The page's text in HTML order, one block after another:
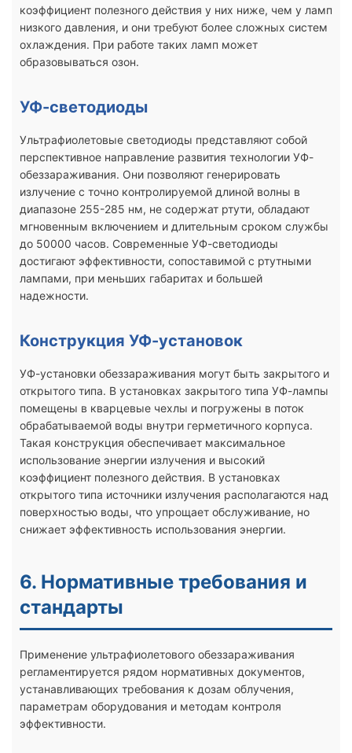
коэффициент полезного действия у них ниже, чем у ламп
низкого давления, и они требуют более сложных систем
охлаждения. При работе таких ламп может
образовываться озон.
УФ-светодиоды
Ультрафиолетовые светодиоды представляют собой
перспективное направление развития технологии УФ-
обеззараживания. Они позволяют генерировать
излучение с точно контролируемой длиной волны в
диапазоне 255-285 нм, не содержат ртути, обладают
мгновенным включением и длительным сроком службы
до 50000 часов. Современные УФ-светодиоды
достигают эффективности, сопоставимой с ртутными
лампами, при меньших габаритах и большей
надежности.
Конструкция УФ-установок
УФ-установки обеззараживания могут быть закрытого и
открытого типа. В установках закрытого типа УФ-лампы
помещены в кварцевые чехлы и погружены в поток
обрабатываемой воды внутри герметичного корпуса.
Такая конструкция обеспечивает максимальное
использование энергии излучения и высокий
коэффициент полезного действия. В установках
открытого типа источники излучения располагаются над
поверхностью воды, что упрощает обслуживание, но
снижает эффективность использования энергии.
6. Нормативные требования и
стандарты
Применение ультрафиолетового обеззараживания
регламентируется рядом нормативных документов,
устанавливающих требования к дозам облучения,
параметрам оборудования и методам контроля
эффективности.